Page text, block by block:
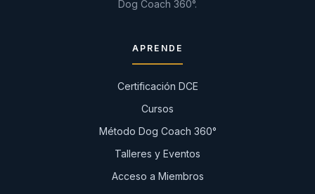
Dog Coach 360°.
APRENDE
Certificación DCE
Cursos
Método Dog Coach 360°
Talleres y Eventos
Acceso a Miembros